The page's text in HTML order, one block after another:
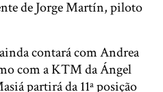
de Jorge Martín, piloto
contará com Andrea
com a KTM da Ángel
partirá da 11ª posição